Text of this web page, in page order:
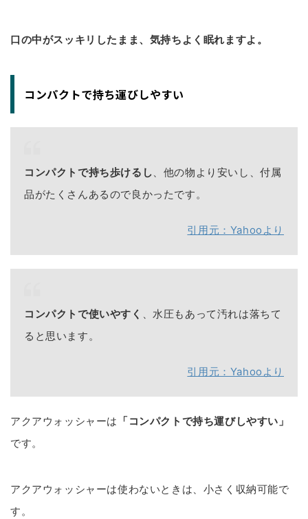
口の中がスッキリしたまま、気持ちよく眠れますよ。
コンパクトで持ち運びしやすい
コンパクトで持ち歩けるし、他の物より安いし、付属
品がたくさんあるので良かったです。
引用元：Yahooより
コンパクトで使いやすく 、水圧もあって汚れは落ちて
ると思います。
引用元：Yahooより
アクアウォッシャーは 「コンパクトで持ち運びしやすい」
です。
アクアウォッシャーは使わないときは、小さく収納可能で
す。